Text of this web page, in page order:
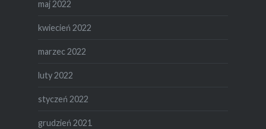
maj 2022
kwiecień 2022
marzec 2022
luty 2022
styczeń 2022
grudzień 2021